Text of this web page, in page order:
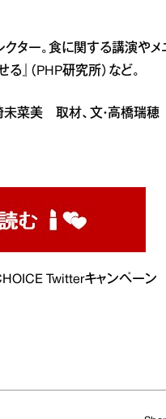
ター。食に関する講演やメ
』（PHP研究所）など。
未菜美 取材、文・高橋瑞穂
Twitterキャンペーン